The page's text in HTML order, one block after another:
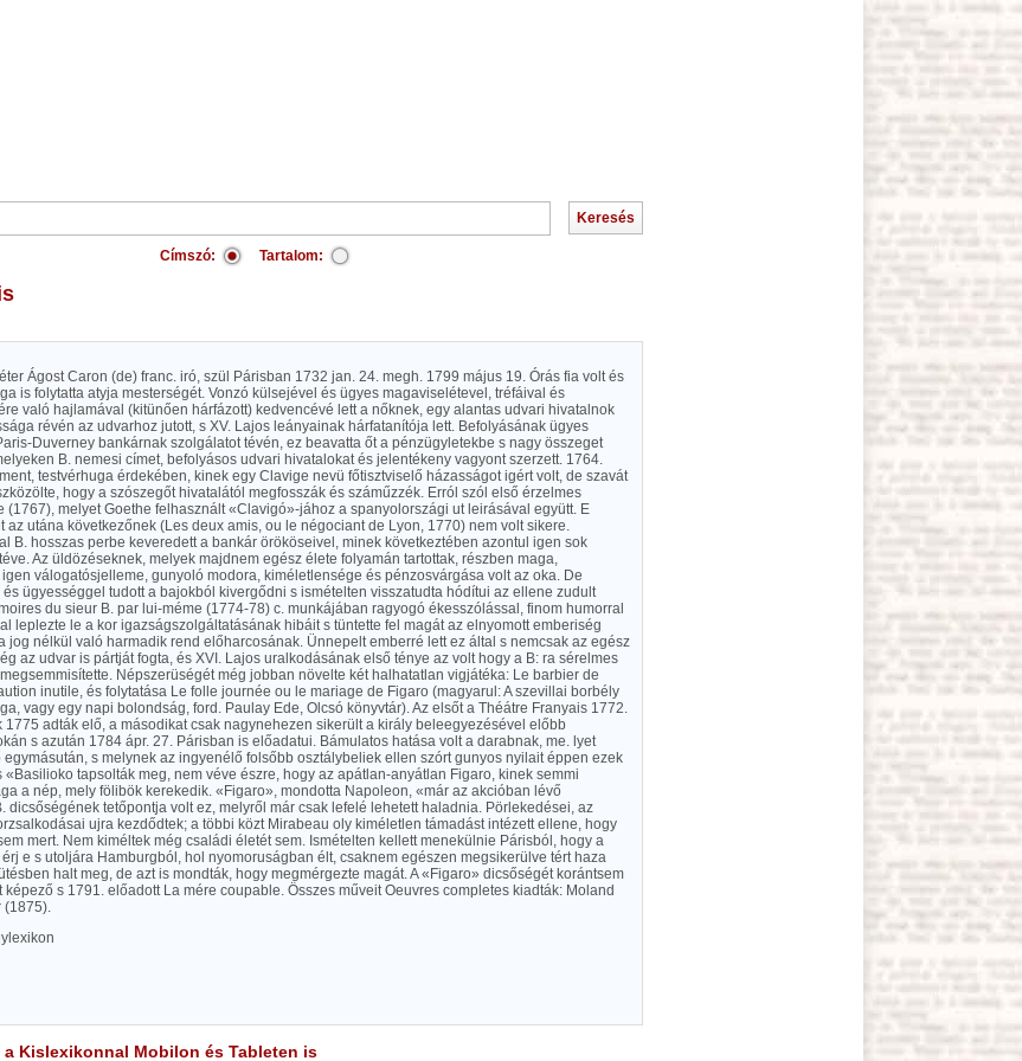
Címszó: Tartalom:
Ágost Caron (de) franc. iró, szül Párisban 1732 jan. 24. megh. 1799 május 19. Órás fia volt és
is folytatta atyja mesterségét. Vonzó külsejével és ügyes magaviselétevel, tréfáival és
való hajlamával (kitünően hárfázott) kedvencévé lett a nőknek, egy alantas udvari hivatalnok
révén az udvarhoz jutott, s XV. Lajos leányainak hárfatanítója lett. Befolyásának ügyes
Duverney bankárnak szolgálatot tévén, ez beavatta őt a pénzügyletekbe s nagy összeget
B. nemesi címet, befolyásos udvari hivatalokat és jelentékeny vagyont szerzett. 1764.
testvérhuga érdekében, kinek egy Clavige nevü főtisztviselő házasságot igért volt, de szavát
hogy a szószegőt hivatalától megfosszák és száműzzék. Erról szól első érzelmes
(1767), melyet Goethe felhasznált «Clavigó»-jához a spanyolországi ut leirásával együtt. E
az utána következőnek (Les deux amis, ou le négociant de Lyon, 1770) nem volt sikere.
B. hosszas perbe keveredett a bankár örököseivel, minek következtében azontul igen sok
Az üldözéseknek, melyek majdnem egész élete folyamán tartottak, részben maga,
válogatósjelleme, gunyoló modora, kiméletlensége és pénzosvárgása volt az oka. De
ügyességgel tudott a bajokból kivergődni s ismételten visszatudta hódítui az ellene zudult
du sieur B. par lui-méme (1774-78) c. munkájában ragyogó ékesszólással, finom humorral
leplezte le a kor igazságszolgáltatásának hibáit s tüntette fel magát az elnyomott emberiség
jog nélkül való harmadik rend előharcosának. Ünnepelt emberré lett ez által s nemcsak az egész
az udvar is pártját fogta, és XVI. Lajos uralkodásának első ténye az volt hogy a B: ra sérelmes
Népszerüségét még jobban növelte két halhatatlan vigjátéka: Le barbier de
inutile, és folytatása Le folle journée ou le mariage de Figaro (magyarul: A szevillai borbély
vagy egy napi bolondság, ford. Paulay Ede, Olcsó könyvtár). Az elsőt a Théátre Franyais 1772.
1775 adták elő, a másodikat csak nagynehezen sikerült a király beleegyezésével előbb
s azután 1784 ápr. 27. Párisban is előadatui. Bámulatos hatása volt a darabnak, me. lyet
egymásután, s melynek az ingyenélő folsőbb osztálybeliek ellen szórt gunyos nyilait éppen ezek
«Basilioko tapsolták meg, nem véve észre, hogy az apátlan-anyátlan Figaro, kinek semmi
a nép, mely fölibök kerekedik. «Figaro», mondotta Napoleon, «már az akcióban lévő
dicsőségének tetőpontja volt ez, melyről már csak lefelé lehetett haladnia. Pörlekedései, az
ujra kezdődtek; a többi közt Mirabeau oly kiméletlen támadást intézett ellene, hogy
mert. Nem kiméltek még családi életét sem. Ismételten kellett menekülnie Párisból, hogy a
e s utoljára Hamburgból, hol nyomoruságban élt, csaknem egészen megsikerülve tért haza
halt meg, de azt is mondták, hogy megmérgezte magát. A «Figaro» dicsőségét korántsem
képező s 1791. előadott La mére coupable. Összes műveit Oeuvres completes kiadták: Moland
(1875).
Kislexikonnal Mobilon és Tableten is